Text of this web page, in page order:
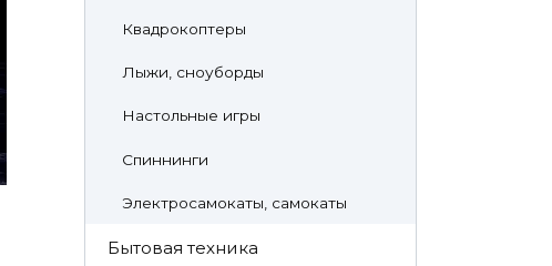
Квадрокоптеры
Лыжи, сноуборды
Настольные игры
Спиннинги
Электросамокаты, самокаты
Бытовая техника